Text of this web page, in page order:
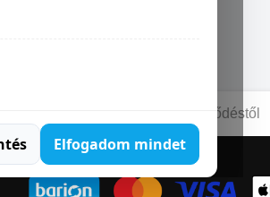
Elfogadom mindet
Elállás a szerződéstől